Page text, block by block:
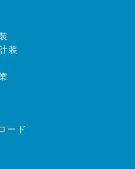
装
ード